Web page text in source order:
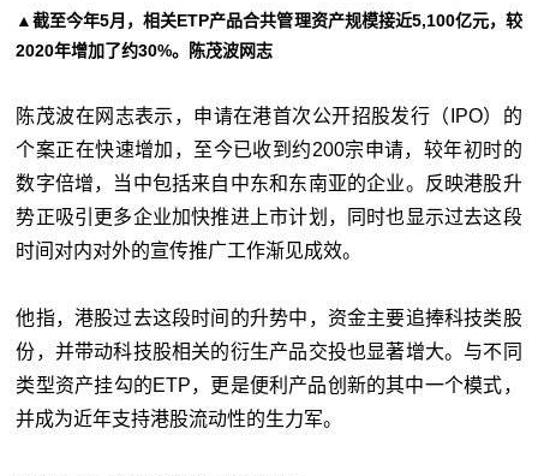
▲截至今年5月，相关ETP产品合共管理资产规模接近5,100亿元，较
2020年增加了约30%。陈茂波网志
陈茂波在网志表示，申请在港首次公开招股发行（IPO）的
个案正在快速增加，至今已收到约200宗申请，较年初时的
数字倍增，当中包括来自中东和东南亚的企业。反映港股升
势正吸引更多企业加快推进上市计划，同时也显示过去这段
时间对内对外的宣传推广工作渐见成效。
他指，港股过去这段时间的升势中，资金主要追捧科技类股
份，并带动科技股相关的衍生产品交投也显著增大。与不同
类型资产挂勾的ETP，更是便利产品创新的其中一个模式，
并成为近年支持港股流动性的生力军。